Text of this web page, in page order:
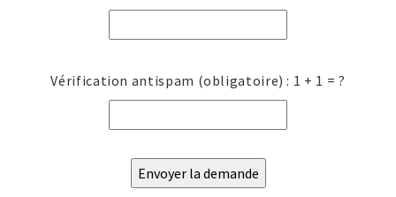
Vérification antispam (obligatoire) : 1 + 1 = ?